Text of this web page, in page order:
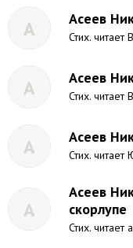
А Асеев
Стих. читает
А Асеев
Стих. читает
А Асеев
Стих.
А
Асеев
скорлупе
Стих. читает